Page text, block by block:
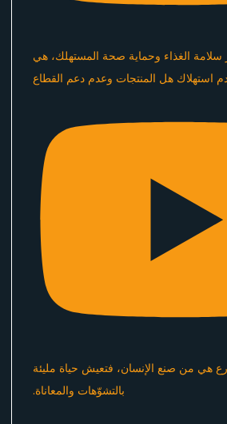
سلامة الغذاء وحماية صحة المستهلك، هي
استهلاك هل المنتجات وعدم دعم القطاع